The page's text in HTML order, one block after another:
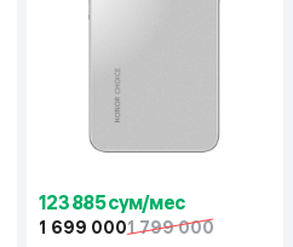
123 885 сум/мес
1 699 0001 799 000